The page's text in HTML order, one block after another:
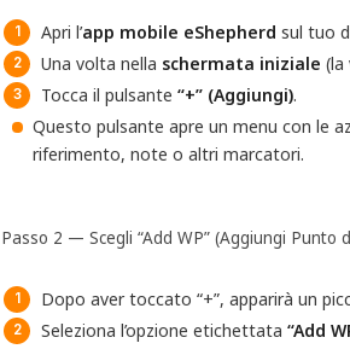
Apri l’app mobile eShepherd sul tuo
Una volta nella schermata iniziale (la
Tocca il pulsante “+” (Aggiungi).
Questo pulsante apre un menu con le
riferimento, note o altri marcatori.
Passo 2 — Scegli “Add WP” (Aggiungi Punto
Dopo aver toccato “+”, apparirà un
Seleziona l’opzione etichettata “Add